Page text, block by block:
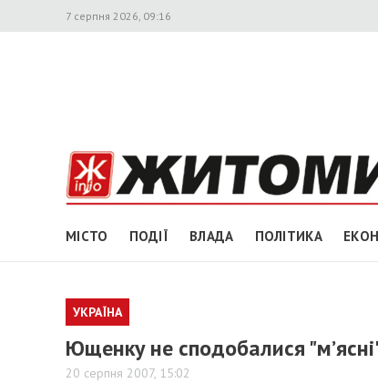
7 серпня 2026, 09:16
МІСТО ПОДІЇ ВЛАДА ПОЛІТИКА
УКРАЇНА
Ющенку не сподобалися
20 серпня 2007, 15:02